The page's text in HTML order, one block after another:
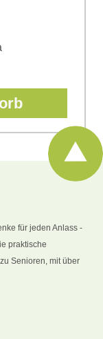
für jeden Anlass -
praktische
Senioren, mit über